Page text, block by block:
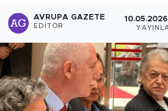
AVRUPA GAZETE
EDITÖR